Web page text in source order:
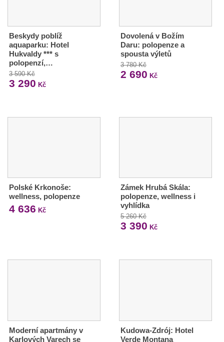
Beskydy poblíž
aquaparku: Hotel
Hukvaldy *** s
polopenzí,…
3 590 Kč
3 290 Kč
Dovolená v Božím
Daru: polopenze a
spousta výletů
3 780 Kč
2 690 Kč
Polské Krkonoše:
wellness, polopenze
4 636 Kč
Zámek Hrubá Skála:
polopenze, wellness i
vyhlídka
5 260 Kč
3 390 Kč
Moderní apartmány v
Karlových Varech se
Kudowa-Zdrój: Hotel
Verde Montana